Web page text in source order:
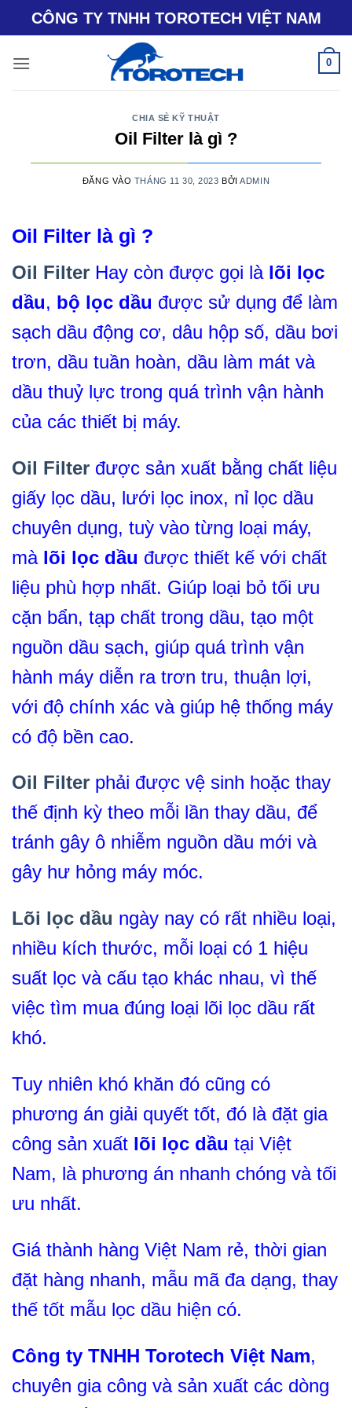
dung
CÔNG TY TNHH TOROTECH VIỆT NAM
0
CHIA SẺ KỸ THUẬT
Oil Filter là gì ?
ĐĂNG VÀO THÁNG 11 30, 2023 BỞIADMIN
Oil Filter là gì ?
Oil Filter Hay còn được gọi là lõi lọc
dầu, bộ lọc dầu được sử dụng để làm
sạch dầu động cơ, dâu hộp số, dầu bơi
trơn, dầu tuần hoàn, dầu làm mát và
dầu thuỷ lực trong quá trình vận hành
của các thiết bị máy.
Oil Filter được sản xuất bằng chất liệu
giấy lọc dầu, lưới lọc inox, nỉ lọc dầu
chuyên dụng, tuỳ vào từng loại máy,
mà lõi lọc dầu được thiết kế với chất
liệu phù hợp nhất. Giúp loại bỏ tối ưu
cặn bẩn, tạp chất trong dầu, tạo một
nguồn dầu sạch, giúp quá trình vận
hành máy diễn ra trơn tru, thuận lợi,
với độ chính xác và giúp hệ thống máy
có độ bền cao.
Oil Filter phải được vệ sinh hoặc thay
thế định kỳ theo mỗi lần thay dầu, để
tránh gây ô nhiễm nguồn dầu mới và
gây hư hỏng máy móc.
Lõi lọc dầu ngày nay có rất nhiều loại,
nhiều kích thước, mỗi loại có 1 hiệu
suất lọc và cấu tạo khác nhau, vì thế
việc tìm mua đúng loại lõi lọc dầu rất
khó.
Tuy nhiên khó khăn đó cũng có
phương án giải quyết tốt, đó là đặt gia
công sản xuất lõi lọc dầu tại Việt
Nam, là phương án nhanh chóng và tối
ưu nhất.
Giá thành hàng Việt Nam rẻ, thời gian
đặt hàng nhanh, mẫu mã đa dạng, thay
thế tốt mẫu lọc dầu hiện có.
Công ty TNHH Torotech Việt Nam,
chuyên gia công và sản xuất các dòng